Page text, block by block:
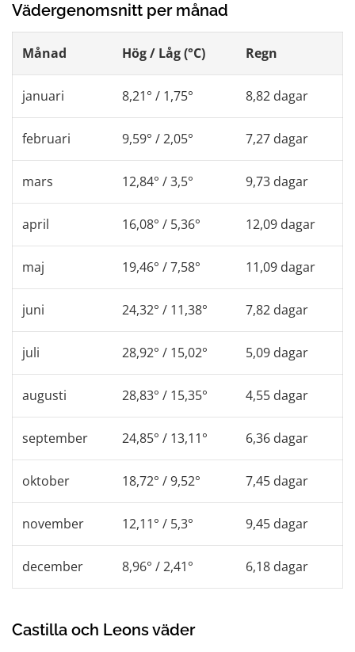
Vädergenomsnitt per månad
Månad Hög / Låg (°C) Regn
januari 8,21° / 1,75° 8,82 dagar
februari 9,59° / 2,05° 7,27 dagar
mars 12,84° / 3,5° 9,73 dagar
april 16,08° / 5,36° 12,09 dagar
maj 19,46° / 7,58° 11,09 dagar
juni 24,32° / 11,38° 7,82 dagar
juli 28,92° / 15,02° 5,09 dagar
augusti 28,83° / 15,35° 4,55 dagar
september 24,85° / 13,11° 6,36 dagar
oktober 18,72° / 9,52° 7,45 dagar
november 12,11° / 5,3° 9,45 dagar
december 8,96° / 2,41° 6,18 dagar
Castilla och Leons väder